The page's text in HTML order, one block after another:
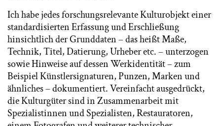
Ich habe jedes forschungsrelevante Kulturobjekt einer
standardisierten Erfassung und Erschließung
hinsichtlich der Grunddaten – das heißt Maße,
Technik, Titel, Datierung, Urheber etc. – unterzogen
sowie Hinweise auf dessen Werkidentität – zum
Beispiel Künstlersignaturen, Punzen, Marken und
ähnliches – dokumentiert. Vereinfacht ausgedrückt,
die Kulturgüter sind in Zusammenarbeit mit
Spezialistinnen und Spezialisten, Restauratoren,